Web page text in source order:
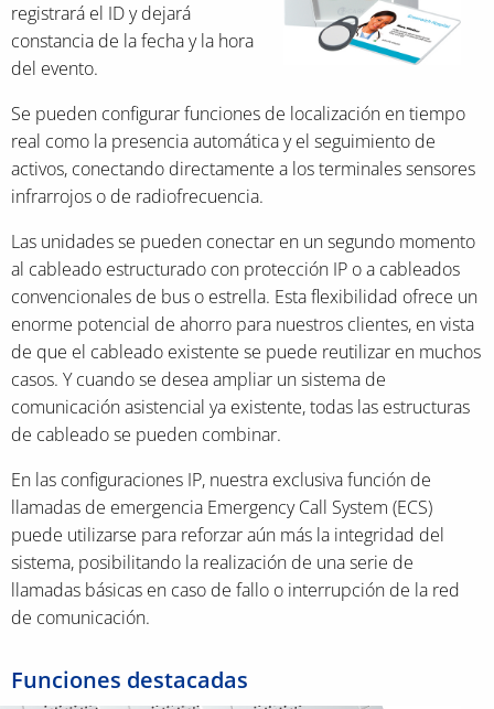
registrará el ID y dejará
constancia de la fecha y la hora
del evento.
Se pueden configurar funciones de localización en tiempo
real como la presencia automática y el seguimiento de
activos, conectando directamente a los terminales sensores
infrarrojos o de radiofrecuencia.
Las unidades se pueden conectar en un segundo momento
al cableado estructurado con protección IP o a cableados
convencionales de bus o estrella. Esta flexibilidad ofrece un
enorme potencial de ahorro para nuestros clientes, en vista
de que el cableado existente se puede reutilizar en muchos
casos. Y cuando se desea ampliar un sistema de
comunicación asistencial ya existente, todas las estructuras
de cableado se pueden combinar.
En las configuraciones IP, nuestra exclusiva función de
llamadas de emergencia Emergency Call System (ECS)
puede utilizarse para reforzar aún más la integridad del
sistema, posibilitando la realización de una serie de
llamadas básicas en caso de fallo o interrupción de la red
de comunicación.
Funciones destacadas